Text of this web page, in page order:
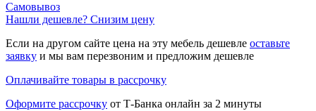
Самовывоз
Нашли дешевле? Снизим цену
Если на другом сайте цена на эту мебель дешевле оставьте
заявку и мы вам перезвоним и предложим дешевле
Оплачивайте товары в рассрочку
Оформите рассрочку от Т-Банка онлайн за 2 минуты